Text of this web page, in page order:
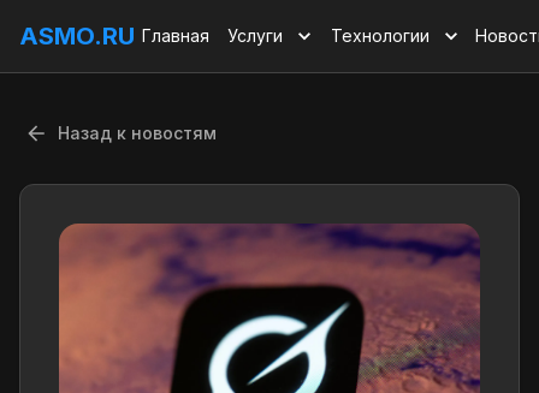
ASMO.RU Главная Услуги Технологии
Назад к новостям